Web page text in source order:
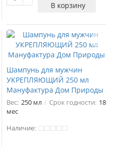
В корзину
Шампунь для мужчин
УКРЕПЛЯЮЩИЙ 250 мл
Мануфактура Дом Природы
Вес: 250 мл Срок годности: 18
мес
Наличие: